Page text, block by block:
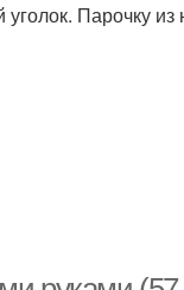
уголок. Парочку